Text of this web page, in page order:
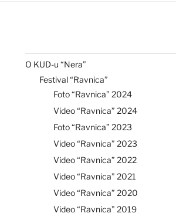
O KUD-u “Nera”
Festival “Ravnica”
Foto “Ravnica” 2024
Video “Ravnica” 2024
Foto “Ravnica” 2023
Video “Ravnica” 2023
Video “Ravnica” 2022
Video “Ravnica” 2021
Video “Ravnica” 2020
Video “Ravnica” 2019